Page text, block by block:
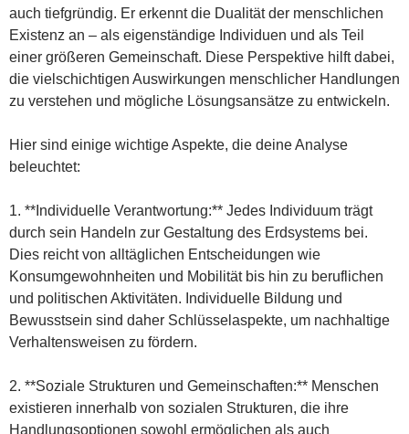
auch tiefgründig. Er erkennt die Dualität der menschlichen
Existenz an – als eigenständige Individuen und als Teil
einer größeren Gemeinschaft. Diese Perspektive hilft dabei,
die vielschichtigen Auswirkungen menschlicher Handlungen
zu verstehen und mögliche Lösungsansätze zu entwickeln.
Hier sind einige wichtige Aspekte, die deine Analyse
beleuchtet:
1. **Individuelle Verantwortung:** Jedes Individuum trägt
durch sein Handeln zur Gestaltung des Erdsystems bei.
Dies reicht von alltäglichen Entscheidungen wie
Konsumgewohnheiten und Mobilität bis hin zu beruflichen
und politischen Aktivitäten. Individuelle Bildung und
Bewusstsein sind daher Schlüsselaspekte, um nachhaltige
Verhaltensweisen zu fördern.
2. **Soziale Strukturen und Gemeinschaften:** Menschen
existieren innerhalb von sozialen Strukturen, die ihre
Handlungsoptionen sowohl ermöglichen als auch